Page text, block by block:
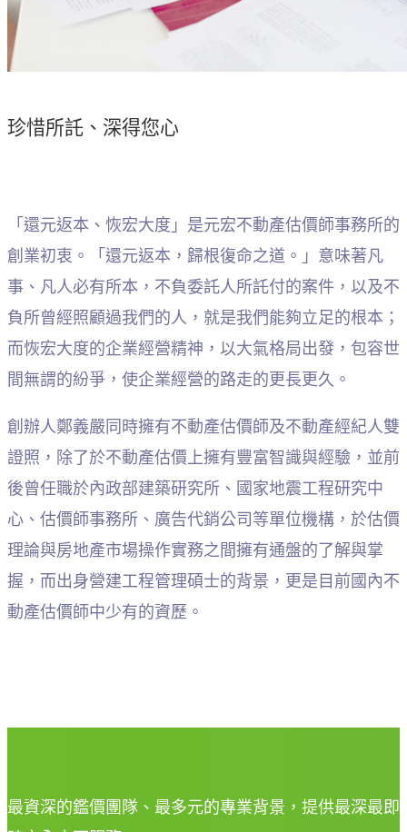
珍惜所託、深得您心
「還元返本、恢宏大度」是元宏不動產估價師事務所的
創業初衷。「還元返本，歸根復命之道。」意味著凡
事、凡人必有所本，不負委託人所託付的案件，以及不
負所曾經照顧過我們的人，就是我們能夠立足的根本；
而恢宏大度的企業經營精神，以大氣格局出發，包容世
間無謂的紛爭，使企業經營的路走的更長更久。
創辦人鄭義嚴同時擁有不動產估價師及不動產經紀人雙
證照，除了於不動產估價上擁有豐富智識與經驗，並前
後曾任職於內政部建築研究所、國家地震工程研究中
心、估價師事務所、廣告代銷公司等單位機構，於估價
理論與房地產市場操作實務之間擁有通盤的了解與掌
握，而出身營建工程管理碩士的背景，更是目前國內不
動產估價師中少有的資歷。
最資深的鑑價團隊、最多元的專業背景，提供最深最即